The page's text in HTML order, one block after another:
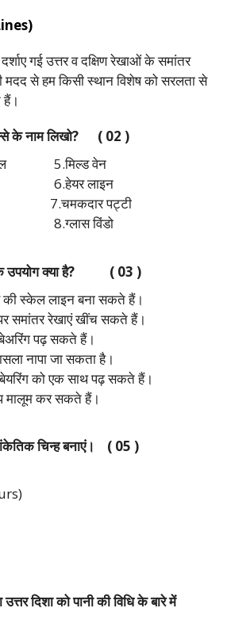
गई उत्तर व दक्षिण रेखाओं के समांतर
से हम किसी स्थान विशेष को सरलता से
हैं।
के नाम लिखो? ( 02 )
5.मिल्ड वेन
लाइन
7.चमकदार पट्टी
विंडो
के उपयोग क्या है? ( 03 )
स्केल लाइन बना सकते हैं।
समांतर रेखाएं खींच सकते हैं।
पढ़ सकते हैं।
नापा जा सकता है।
को एक साथ पढ़ सकते हैं।
मालूम कर सकते हैं।
चिन्ह बनाएं। ( 05 )
दिशा को पानी की विधि के बारे में